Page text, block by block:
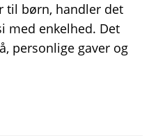
til børn, handler det
med enkelhed. Det
personlige gaver og